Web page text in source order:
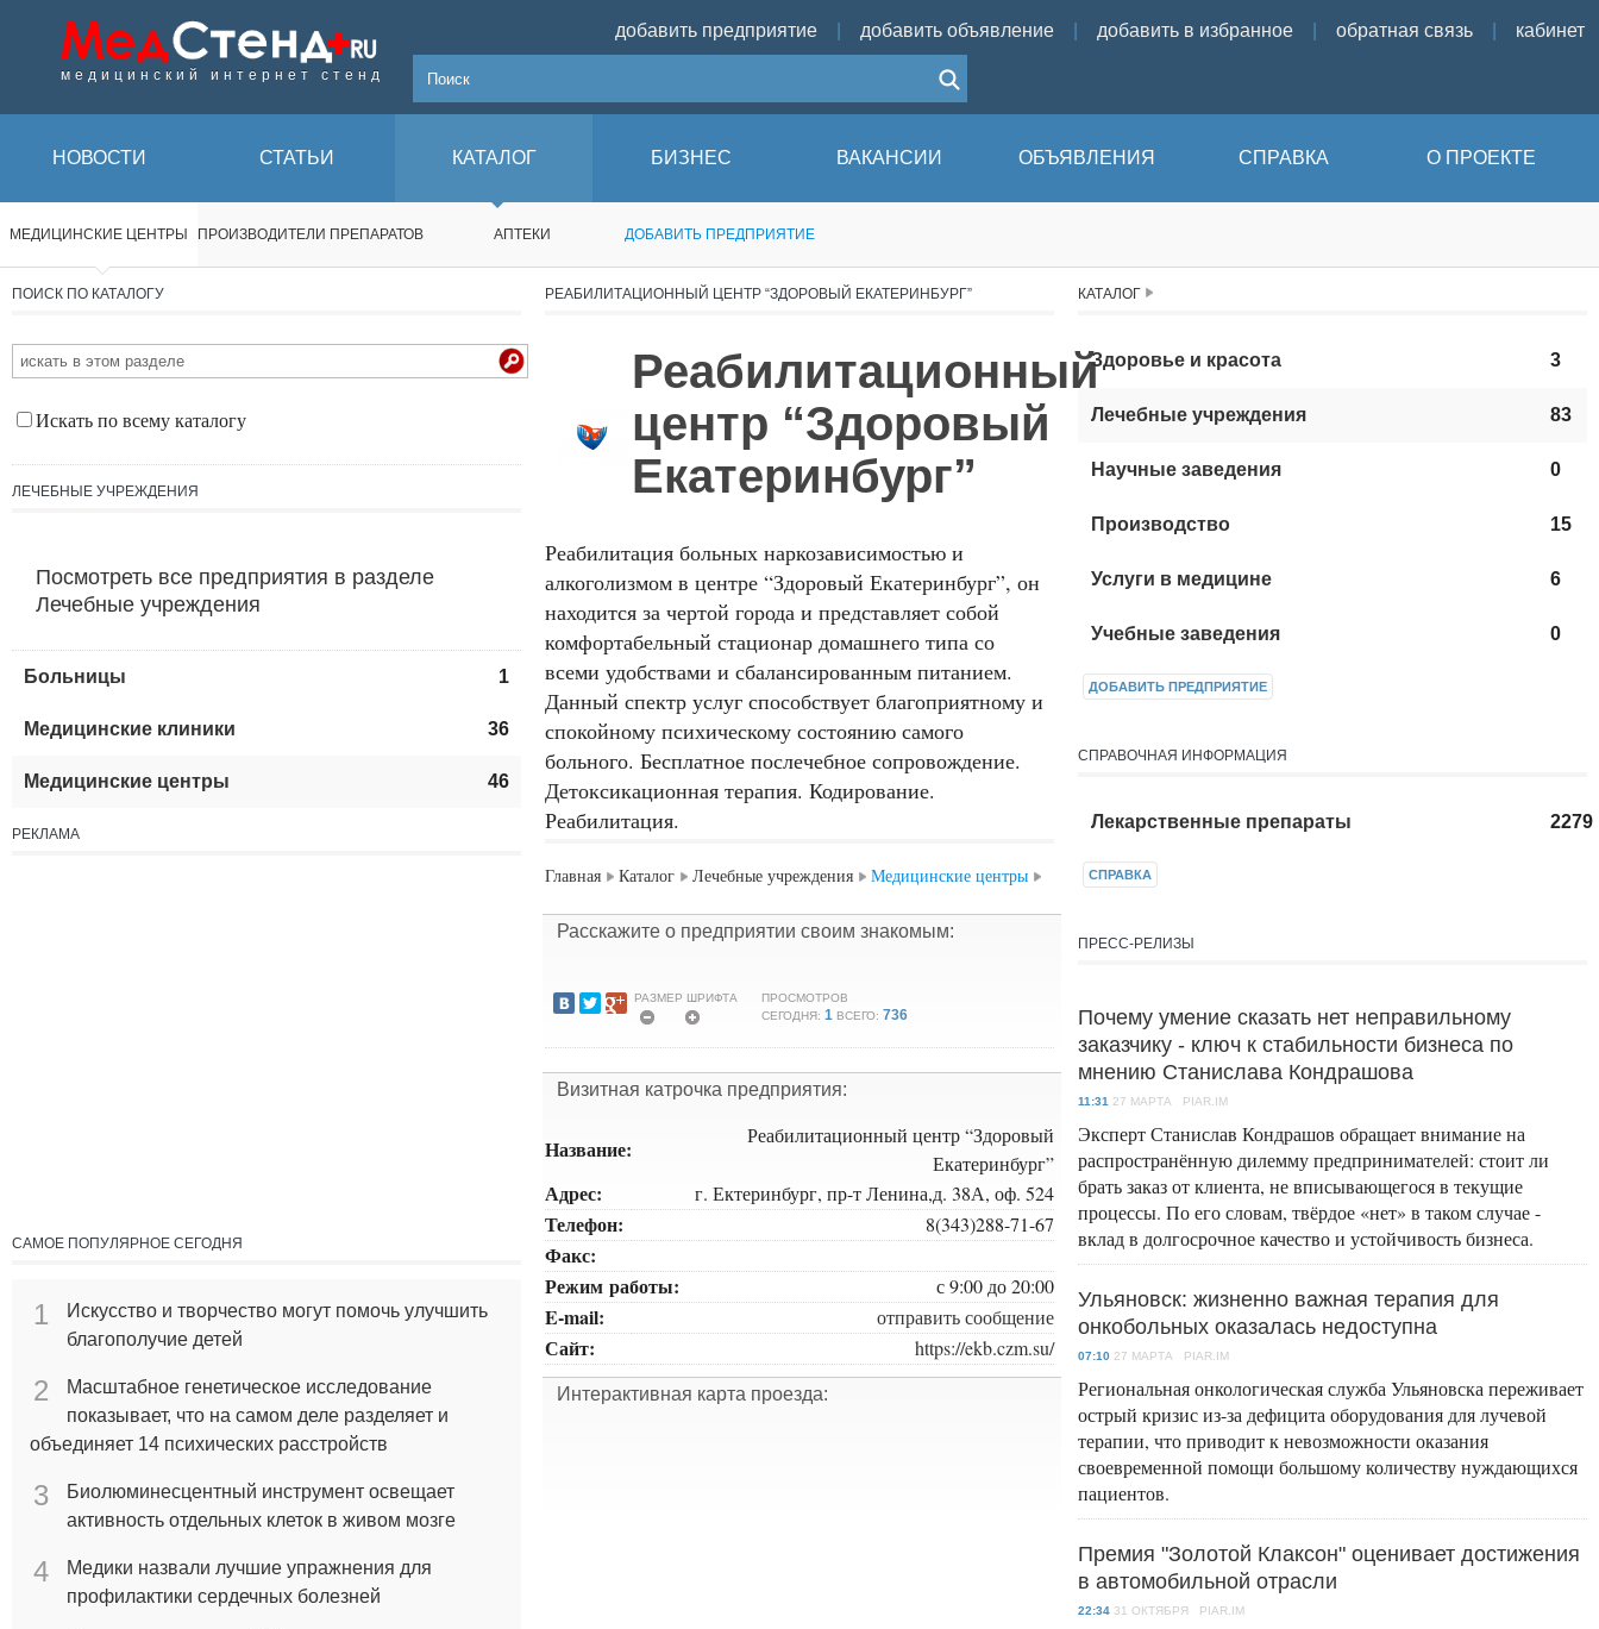
медицинский интернет стенд
добавить предприятие добавить объявление добавить в избранное обратная связь кабинет
НОВОСТИ СТАТЬИ КАТАЛОГ БИЗНЕС ВАКАНСИИ ОБЪЯВЛЕНИЯ СПРАВКА О ПРОЕКТЕ
МЕДИЦИНСКИЕ ЦЕНТРЫ ПРОИЗВОДИТЕЛИ ПРЕПАРАТОВ АПТЕКИ ДОБАВИТЬ ПРЕДПРИЯТИЕ
ПОИСК ПО КАТАЛОГУ
Искать по всему каталогу
ЛЕЧЕБНЫЕ УЧРЕЖДЕНИЯ
Посмотреть все предприятия в разделе
Лечебные учреждения
Больницы 1
Медицинские клиники 36
Медицинские центры 46
РЕКЛАМА
САМОЕ ПОПУЛЯРНОЕ СЕГОДНЯ
1
Искусство и творчество могут помочь улучшить
благополучие детей
2
Масштабное генетическое исследование
показывает, что на самом деле разделяет и
объединяет 14 психических расстройств
3
Биолюминесцентный инструмент освещает
активность отдельных клеток в живом мозге
4
Медики назвали лучшие упражнения для
профилактики сердечных болезней
РЕАБИЛИТАЦИОННЫЙ ЦЕНТР “ЗДОРОВЫЙ ЕКАТЕРИНБУРГ”
Реабилитационный
центр “Здоровый
Екатеринбург”
Реабилитация больных наркозависимостью и
алкоголизмом в центре “Здоровый Екатеринбург”, он
находится за чертой города и представляет собой
комфортабельный стационар домашнего типа со
всеми удобствами и сбалансированным питанием.
Данный спектр услуг способствует благоприятному и
спокойному психическому состоянию самого
больного. Бесплатное послечебное сопровождение.
Детоксикационная терапия. Кодирование.
Реабилитация.
Главная Каталог Лечебные учреждения Медицинские центры
Расскажите о предприятии своим знакомым:
РАЗМЕР ШРИФТА
ПРОСМОТРОВ
СЕГОДНЯ: 1 ВСЕГО: 736
Визитная катрочка предприятия:
Название:
Реабилитационный центр “Здоровый
Екатеринбург”
Адрес: г. Ектеринбург, пр-т Ленина,д. 38А, оф. 524
Телефон: 8(343)288-71-67
Факс:
Режим работы:
с 9:00 до 20:00
E-mail: отправить сообщение
Сайт: https://ekb.czm.su/
Интерактивная карта проезда:
КАТАЛОГ
Здоровье и красота 3
Лечебные учреждения 83
Научные заведения 0
Производство 15
Услуги в медицине 6
Учебные заведения 0
ДОБАВИТЬ ПРЕДПРИЯТИЕ
СПРАВОЧНАЯ ИНФОРМАЦИЯ
Лекарственные препараты 2279
СПРАВКА
ПРЕСС-РЕЛИЗЫ
Почему умение сказать нет неправильному
заказчику - ключ к стабильности бизнеса по
мнению Станислава Кондрашова
11:31 27 МАРТА PIAR.IM
Эксперт Станислав Кондрашов обращает внимание на
распространённую дилемму предпринимателей: стоит ли
брать заказ от клиента, не вписывающегося в текущие
процессы. По его словам, твёрдое «нет» в таком случае -
вклад в долгосрочное качество и устойчивость бизнеса.
Ульяновск: жизненно важная терапия для
онкобольных оказалась недоступна
07:10 27 МАРТА PIAR.IM
Региональная онкологическая служба Ульяновска переживает
острый кризис из-за дефицита оборудования для лучевой
терапии, что приводит к невозможности оказания
своевременной помощи большому количеству нуждающихся
пациентов.
Премия "Золотой Клаксон" оценивает достижения
в автомобильной отрасли
22:34 31 ОКТЯБРЯ PIAR.IM